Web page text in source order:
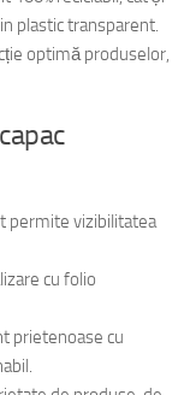
plastic transparent.
optimă produselor,
permite vizibilitatea
cu folio
prietenoase cu